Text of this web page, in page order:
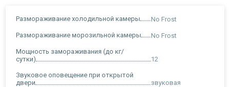
Размораживание холодильной камеры No Frost
Размораживание морозильной камеры No Frost
Мощность замораживания (до кг/
сутки)
12
Звуковое оповещение при открытой
двери
звуковая